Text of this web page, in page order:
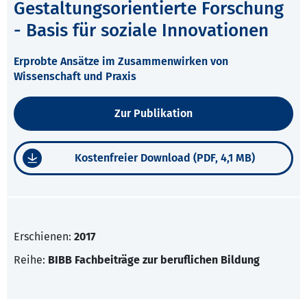
Gestaltungsorientierte Forschung
- Basis für soziale Innovationen
Erprobte Ansätze im Zusammenwirken von
Wissenschaft und Praxis
Zur Publikation
Kostenfreier Download (PDF, 4,1 MB)
Erschienen: 2017
Reihe: BIBB Fachbeiträge zur beruflichen Bildung